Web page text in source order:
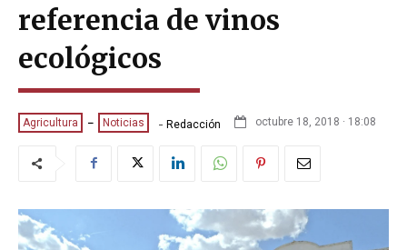
referencia de vinos
ecológicos
Agricultura Noticias - Redacción octubre 18, 2018 · 18:08